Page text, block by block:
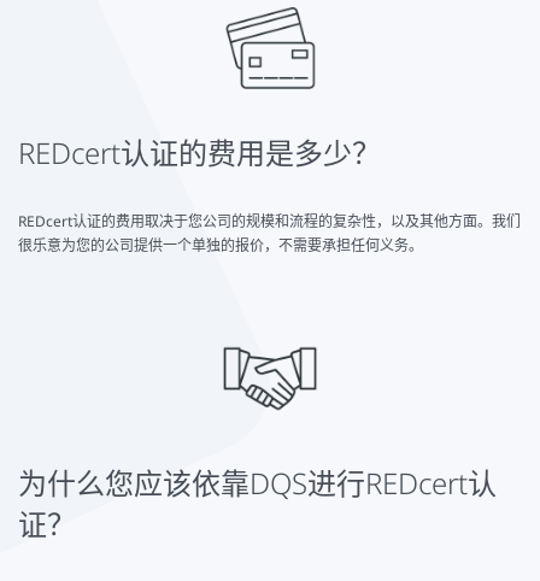
REDcert认证的费用是多少？
REDcert认证的费用取决于您公司的规模和流程的复杂性，以及其他方面。我们
很乐意为您的公司提供一个单独的报价，不需要承担任何义务。
为什么您应该依靠DQS进行REDcert认
证？